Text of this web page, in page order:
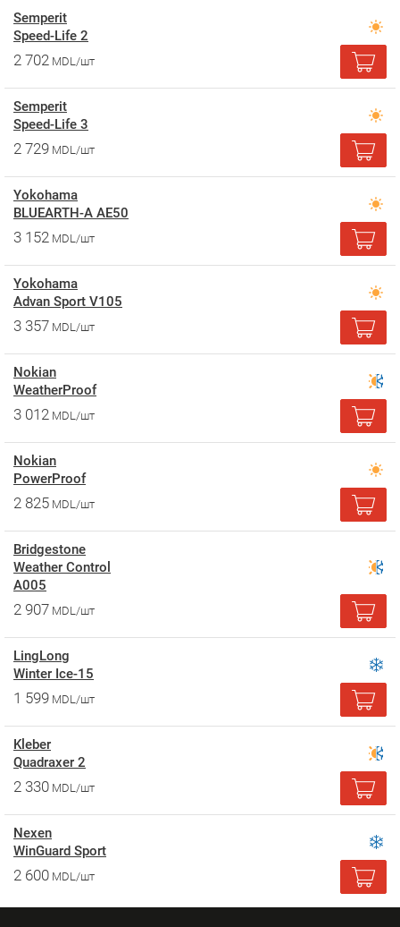
Semperit
Speed-Life 2
2 702 MDL/шт
Semperit
Speed-Life 3
2 729 MDL/шт
Yokohama
BLUEARTH-A AE50
3 152 MDL/шт
Yokohama
Advan Sport V105
3 357 MDL/шт
Nokian
WeatherProof
3 012 MDL/шт
Nokian
PowerProof
2 825 MDL/шт
Bridgestone
Weather Control
A005
2 907 MDL/шт
LingLong
Winter Ice-15
1 599 MDL/шт
Kleber
Quadraxer 2
2 330 MDL/шт
Nexen
WinGuard Sport
2 600 MDL/шт